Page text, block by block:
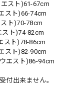
スト)61-67cm
スト)66-74cm
ト)70-78cm
ト)74-82cm
スト)78-86cm
スト)82-90cm
エスト)86-94cm
付出来ません。